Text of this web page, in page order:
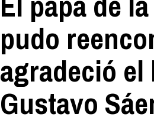
pudo
agradeció
Gustavo